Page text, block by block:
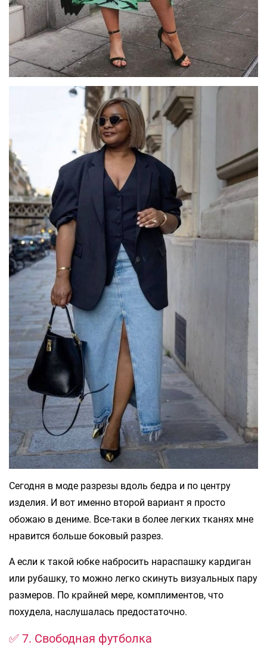
Сегодня в моде разрезы вдоль бедра и по центру
изделия. И вот именно второй вариант я просто
обожаю в дениме. Все-таки в более легких тканях мне
нравится больше боковый разрез.
А если к такой юбке набросить нараспашку кардиган
или рубашку, то можно легко скинуть визуальных пару
размеров. По крайней мере, комплиментов, что
похудела, наслушалась предостаточно.
✅ 7. Свободная футболка